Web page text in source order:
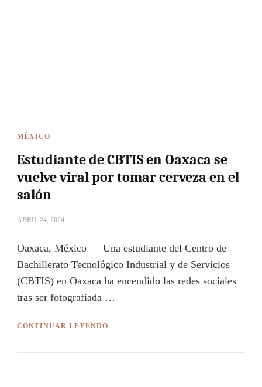
MÉXICO
Estudiante de CBTIS en Oaxaca se
vuelve viral por tomar cerveza en el
salón
ABRIL 24, 2024
Oaxaca, México — Una estudiante del Centro de
Bachillerato Tecnológico Industrial y de Servicios
(CBTIS) en Oaxaca ha encendido las redes sociales
tras ser fotografiada …
CONTINUAR LEYENDO